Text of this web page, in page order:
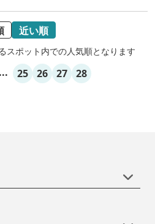
近い順
スポット内での人気順となります
... 25 26 27 28